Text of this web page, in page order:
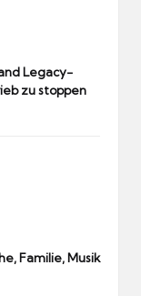
Legacy-
zu stoppen
Familie, Musik